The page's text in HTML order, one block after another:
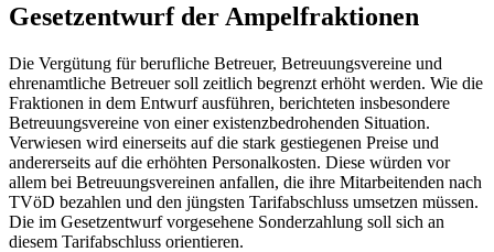
Gesetzentwurf der Ampelfraktionen
Die Vergütung für berufliche Betreuer, Betreuungsvereine und
ehrenamtliche Betreuer soll zeitlich begrenzt erhöht werden. Wie die
Fraktionen in dem Entwurf ausführen, berichteten insbesondere
Betreuungsvereine von einer existenzbedrohenden Situation.
Verwiesen wird einerseits auf die stark gestiegenen Preise und
andererseits auf die erhöhten Personalkosten. Diese würden vor
allem bei Betreuungsvereinen anfallen, die ihre Mitarbeitenden nach
TVöD bezahlen und den jüngsten Tarifabschluss umsetzen müssen.
Die im Gesetzentwurf vorgesehene Sonderzahlung soll sich an
diesem Tarifabschluss orientieren.